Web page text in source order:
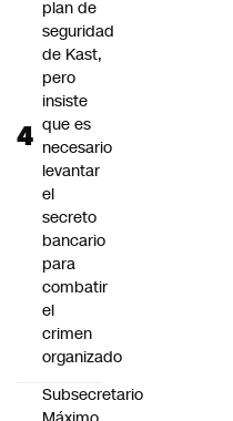
plan de
seguridad
de Kast,
pero
insiste
que es
necesario
levantar
el
secreto
bancario
para
combatir
el
crimen
organizado
Subsecretario